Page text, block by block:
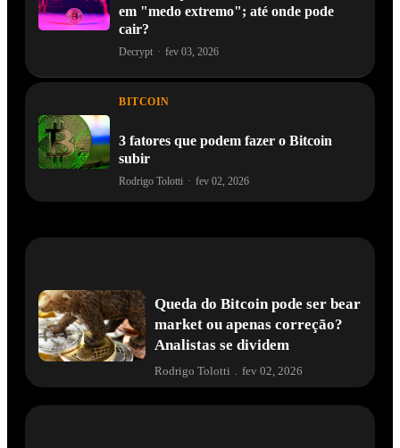
em "medo extremo"; até onde pode
cair?
Decrypt · fev 03, 2026
BITCOIN
3 fatores que podem fazer o Bitcoin
subir
Rodrigo Tolotti · fev 02, 2026
Queda do Bitcoin pode ser bear
market ou apenas correção?
Analistas se dividem
Rodrigo Tolotti fev 02, 2026